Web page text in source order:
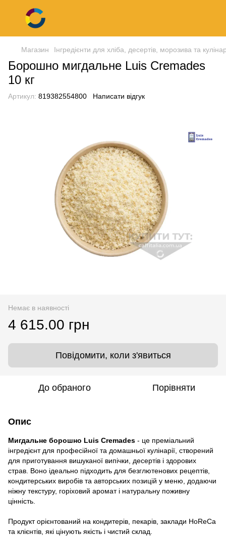
Магазин Інгредієнти для хліба, десертів, морозива та
Борошно мигдальне Luis Cremades
10 кг
Артикул: 819382554800 Написати відгук
Немає в наявності
4 615.00 грн
Повідомити, коли з'явиться
До обраного Порівняти
Опис
Мигдальне борошно Luis Cremades - це преміальний
інгредієнт для професійної та домашньої кулінарії, створений
для приготування вишуканої випічки, десертів і здорових
страв. Воно ідеально підходить для безглютенових рецептів,
кондитерських виробів та авторських позицій у меню, додаючи
ніжну текстуру, горіховий аромат і натуральну поживну
цінність.
Продукт орієнтований на кондитерів, пекарів, заклади HoReCa
та клієнтів, які цінують якість і чистий склад.